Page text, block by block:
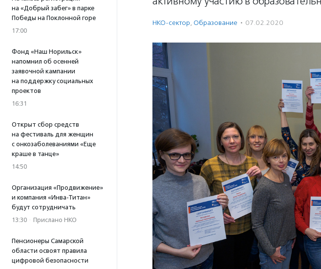
на «Добрый забег» в парке
Победы на Поклонной горе
17:00
Фонд «Наш Норильск»
напомнил об осенней
заявочной кампании
на поддержку социальных
проектов
16:31
Открыт сбор средств
на фестиваль для женщин
с онкозаболеваниями «Еще
краше в танце»
14:50
Организация «Продвижение»
и компания «Инва-Титан»
будут сотрудничать
13:30 · Прислано НКО
Пенсионеры Самарской
области освоят правила
цифровой безопасности
НКО-сектор, Образование · 07.02.2020